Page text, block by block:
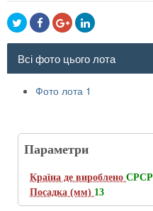
Всі фото цього лота
Фото лота 1
Параметри
Країна де вироблено СРСР
Посадка (мм) 13